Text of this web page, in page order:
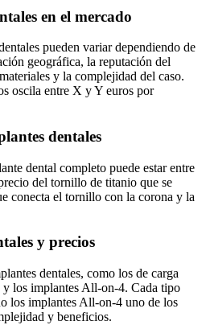
en el mercado
pueden variar dependiendo de
geográfica, la reputación del
y la complejidad del caso.
oscila entre X y Y euros por
dentales
dental completo puede estar entre
del tornillo de titanio que se
conecta el tornillo con la corona y la
y precios
dentales, como los de carga
los implantes All-on-4. Cada tipo
los implantes All-on-4 uno de los
y beneficios.